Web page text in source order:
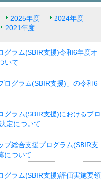
2025年度
2024年度
2021年度
グラム(SBIR支援)令和6年度オ
いて
ログラム(SBIR支援)」の令和6
グラム(SBIR支援)におけるプロ
定について
プ総合支援プログラム(SBIR支
について
グラム(SBIR支援)評価実施要領